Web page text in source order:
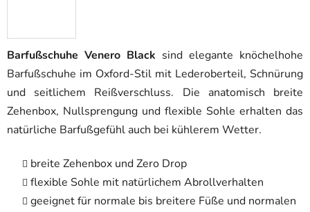
Barfußschuhe Venero Black sind elegante knöchelhohe
Barfußschuhe im Oxford-Stil mit Lederoberteil, Schnürung
und seitlichem Reißverschluss. Die anatomisch breite
Zehenbox, Nullsprengung und flexible Sohle erhalten das
natürliche Barfußgefühl auch bei kühlerem Wetter.
breite Zehenbox und Zero Drop
flexible Sohle mit natürlichem Abrollverhalten
geeignet für normale bis breitere Füße und normalen